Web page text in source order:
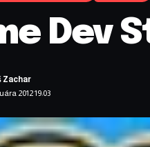
Dev
2012 19:03
Zachar